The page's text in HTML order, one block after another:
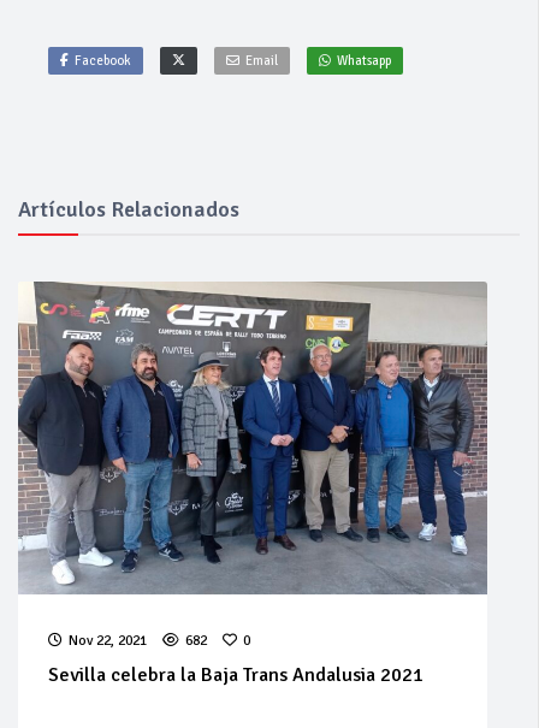
Facebook Email Whatsapp
Artículos Relacionados
Nov 22, 2021 682 0
Sevilla celebra la Baja Trans Andalusia 2021